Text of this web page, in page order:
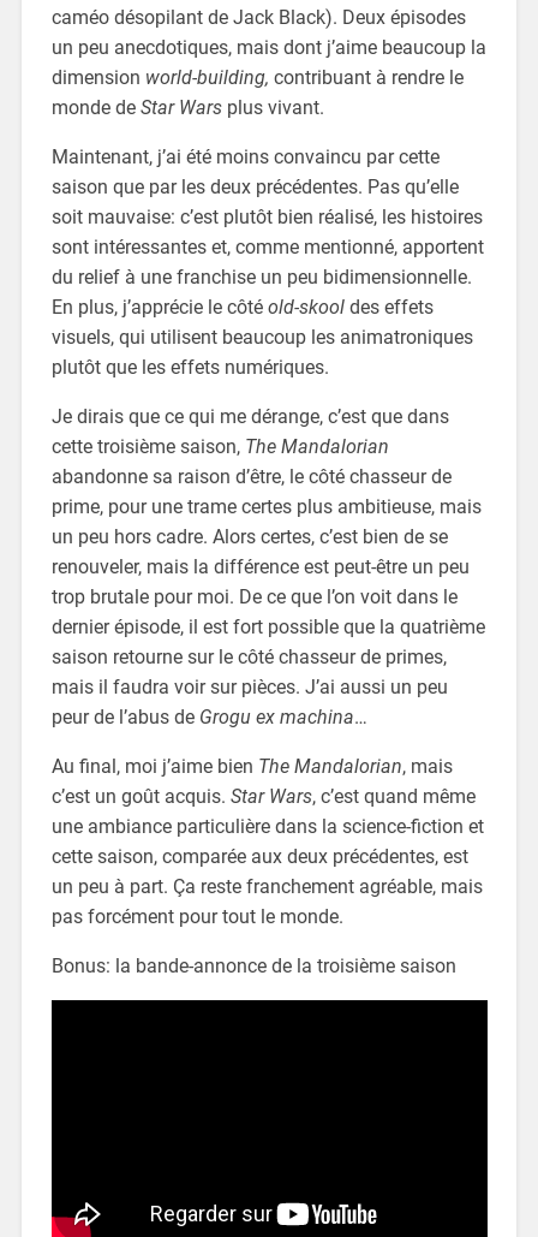
caméo désopilant de Jack Black). Deux épisodes
un peu anecdotiques, mais dont j’aime beaucoup la
dimension world-building, contribuant à rendre le
monde de Star Warsplus vivant.
Maintenant, j’ai été moins convaincu par cette
saison que par les deux précédentes. Pas qu’elle
soit mauvaise: c’est plutôt bien réalisé, les histoires
sont intéressantes et, comme mentionné, apportent
du relief à une franchise un peu bidimensionnelle.
En plus, j’apprécie le côté old-skooldes effets
visuels, qui utilisent beaucoup les animatroniques
plutôt que les effets numériques.
Je dirais que ce qui me dérange, c’est que dans
cette troisième saison, The Mandalorian
abandonne sa raison d’être, le côté chasseur de
prime, pour une trame certes plus ambitieuse, mais
un peu hors cadre. Alors certes, c’est bien de se
renouveler, mais la différence est peut-être un peu
trop brutale pour moi. De ce que l’on voit dans le
dernier épisode, il est fort possible que la quatrième
saison retourne sur le côté chasseur de primes,
mais il faudra voir sur pièces. J’ai aussi un peu
peur de l’abus de Grogu ex machina…
Au final, moi j’aime bien The Mandalorian, mais
c’est un goût acquis. Star Wars, c’est quand même
une ambiance particulière dans la science-fiction et
cette saison, comparée aux deux précédentes, est
un peu à part. Ça reste franchement agréable, mais
pas forcément pour tout le monde.
Bonus: la bande-annonce de la troisième saison